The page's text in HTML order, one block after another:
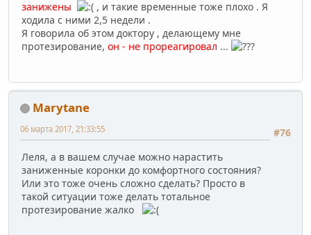
занижены
, и такие временные тоже плохо . Я
ходила с ними 2,5 недели .
Я говорила об этом доктору , делающему мне
протезирование, он - не прореагировал ...
Marytane
#76
06 марта 2017, 21:33:55
Леля, а в вашем случае можно нарастить
заниженные коронки до комфортного состояния?
Или это тоже очень сложно сделать? Просто в
такой ситуации тоже делать тотальное
протезирование жалко